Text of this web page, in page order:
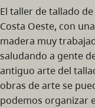
El taller de tallado
Costa Oeste, con
madera muy
saludando a gente
antiguo arte del
obras de arte se
podemos organizar